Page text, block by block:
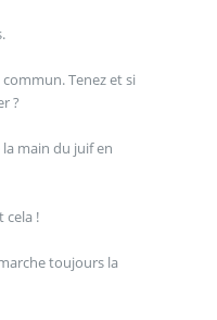
commun. Tenez et si
?
la main du juif en
cela !
toujours la